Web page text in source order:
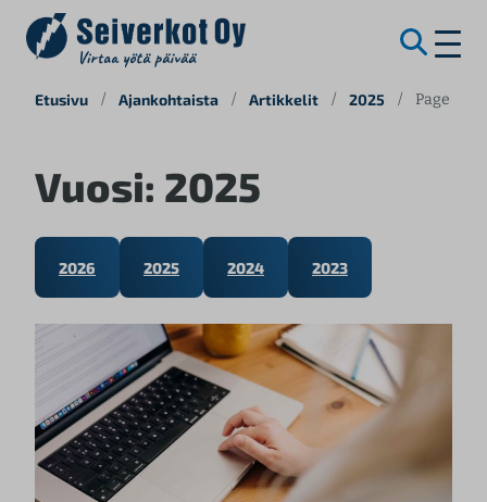
Etusivu / Ajankohtaista / Artikkelit / 2025 / Page 2
Vuosi: 2025
2026 2025 2024 2023